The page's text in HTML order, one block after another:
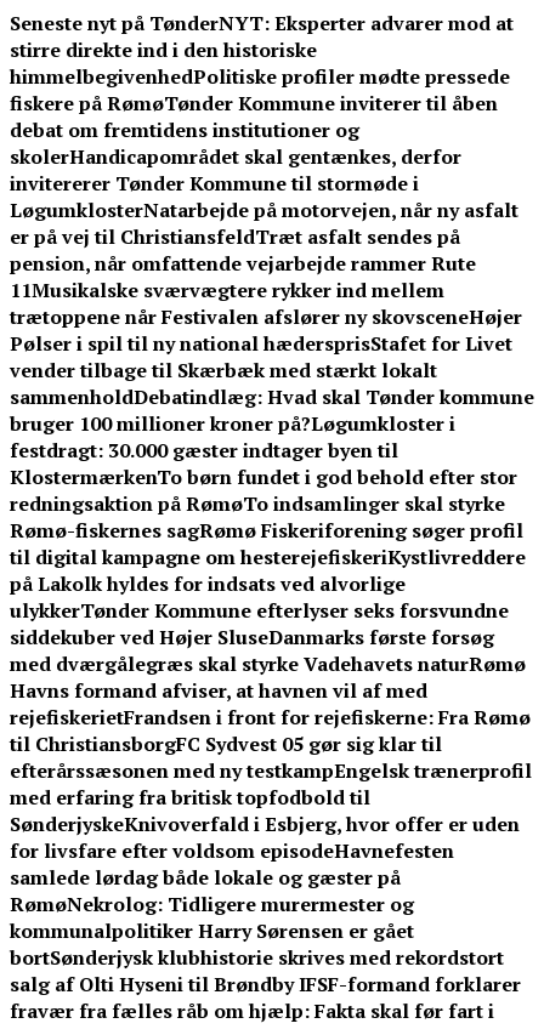
Skip
to
content
Seneste nyt på TønderNYT:Eksperter advarer mod at
stirre direkte ind i den historiske
himmelbegivenhedPolitiske profiler mødte pressede
fiskere på RømøTønder Kommune inviterer til åben
debat om fremtidens institutioner og
skolerHandicapområdet skal gentænkes, derfor
invitererer Tønder Kommune til stormøde i
LøgumklosterNatarbejde på motorvejen, når ny asfalt
er på vej til ChristiansfeldTræt asfalt sendes på
pension, når omfattende vejarbejde rammer Rute
11Musikalske sværvægtere rykker ind mellem
trætoppene når Festivalen afslører ny skovsceneHøjer
Pølser i spil til ny national hædersprisStafet for Livet
vender tilbage til Skærbæk med stærkt lokalt
sammenholdDebatindlæg: Hvad skal Tønder kommune
bruger 100 millioner kroner på?Løgumkloster i
festdragt: 30.000 gæster indtager byen til
KlostermærkenTo børn fundet i god behold efter stor
redningsaktion på RømøTo indsamlinger skal styrke
Rømø-fiskernes sagRømø Fiskeriforening søger profil
til digital kampagne om hesterejefiskeriKystlivreddere
på Lakolk hyldes for indsats ved alvorlige
ulykkerTønder Kommune efterlyser seks forsvundne
siddekuber ved Højer SluseDanmarks første forsøg
med dværgålegræs skal styrke Vadehavets naturRømø
Havns formand afviser, at havnen vil af med
rejefiskerietFrandsen i front for rejefiskerne: Fra Rømø
til ChristiansborgFC Sydvest 05 gør sig klar til
efterårssæsonen med ny testkampEngelsk trænerprofil
med erfaring fra britisk topfodbold til
SønderjyskeKnivoverfald i Esbjerg, hvor offer er uden
for livsfare efter voldsom episodeHavnefesten
samlede lørdag både lokale og gæster på
RømøNekrolog: Tidligere murermester og
kommunalpolitiker Harry Sørensen er gået
bortSønderjysk klubhistorie skrives med rekordstort
salg af Olti Hyseni til Brøndby IFSF-formand forklarer
fravær fra fælles råb om hjælp: Fakta skal før fart i